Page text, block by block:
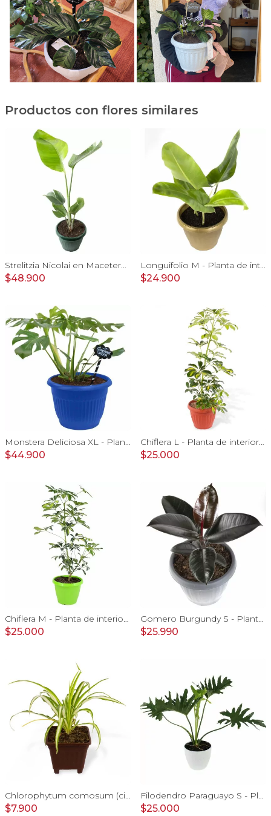
Productos con flores similares
Strelitzia Nicolai en Macetero Tamaño M
$48.900
Longuifolio M - Planta de interior en macetero
$24.900
Monstera Deliciosa XL - Planta de interior en macetero
$44.900
Chiflera L - Planta de interior en macetero
$25.000
Chiflera M - Planta de interior en macetero
$25.000
Gomero Burgundy S - Planta de interior en macetero
$25.990
Chlorophytum comosum (cinta) - Planta de interior en macetero
$7.900
Filodendro Paraguayo S - Planta de interior en macetero
$25.000